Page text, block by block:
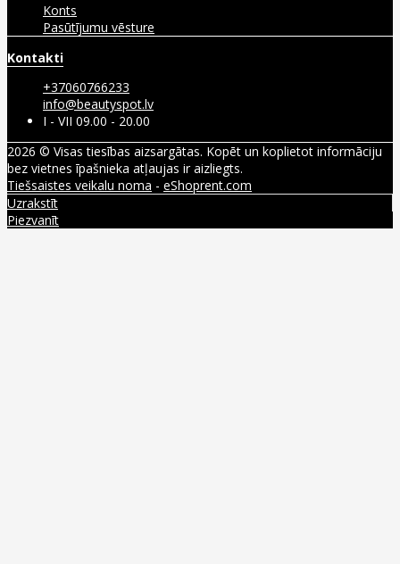
Konts
Pasūtījumu vēsture
Kontakti
+37060766233
info@beautyspot.lv
I - VII 09.00 - 20.00
2026 © Visas tiesības aizsargātas. Kopēt un koplietot informāciju
bez vietnes īpašnieka atļaujas ir aizliegts.
Tiešsaistes veikalu noma - eShoprent.com
Uzrakstīt
Piezvanīt